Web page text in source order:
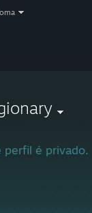
perfil é privado.